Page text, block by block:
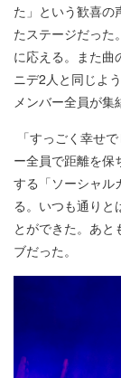
た」という歓喜の
たステージだった
に応える。また曲
ニデ2人と同じよ
メンバー全員が集
「すっごく幸せ
ー全員で距離を保
する「ソーシャル
る。いつも通りと
とができた。あと
ブだった。